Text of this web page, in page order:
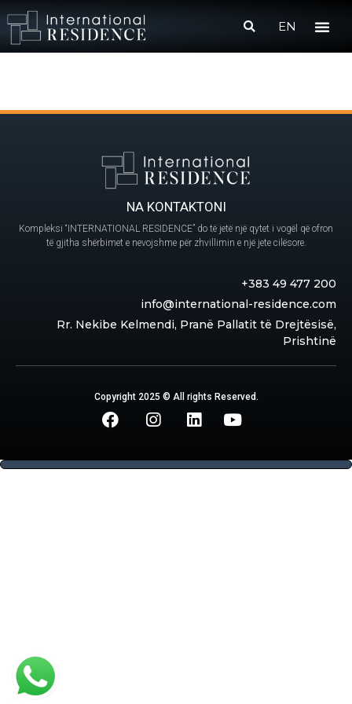
EN
NA KONTAKTONI
Kompleksi “INTERNATIONAL RESIDENCE” do të jetë një qytet i vogël që ofron
të gjitha shërbimet e nevojshme për zhvillimin e një jete cilësore.
+383 49 477 200
info@international-residence.com
Rr. Nekibe Kelmendi, Pranë Pallatit të Drejtësisë,
Prishtinë
Copyright 2025 © All rights Reserved.